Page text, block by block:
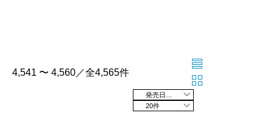
4,541 〜 4,560／全4,565件
20件